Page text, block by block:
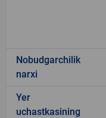
Nobudgarchilik
narxi
Yer
uchastkasining